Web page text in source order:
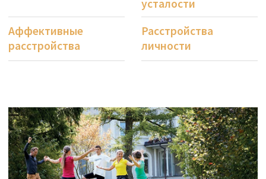
Размещение и питание
в Privatklinik Meiringen